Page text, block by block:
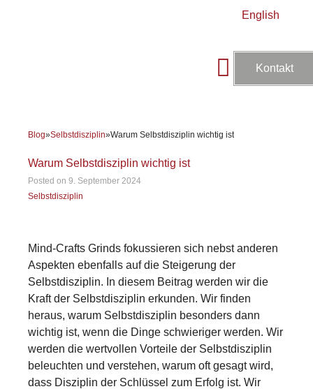
English
Kontakt
Blog»Selbstdisziplin»Warum Selbstdisziplin wichtig ist
Warum Selbstdisziplin wichtig ist
Posted on 9. September 202430. August 2025
Selbstdisziplin
Mind-Crafts Grinds fokussieren sich nebst anderen
Aspekten ebenfalls auf die Steigerung der
Selbstdisziplin. In diesem Beitrag werden wir die
Kraft der Selbstdisziplin erkunden. Wir finden
heraus, warum Selbstdisziplin besonders dann
wichtig ist, wenn die Dinge schwieriger werden. Wir
werden die wertvollen Vorteile der Selbstdisziplin
beleuchten und verstehen, warum oft gesagt wird,
dass Disziplin der Schlüssel zum Erfolg ist. Wir